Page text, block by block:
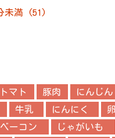
未満 (51)
トマト 豚肉 にんじん
牛乳 にんにく 卵
ベーコン じゃがいも